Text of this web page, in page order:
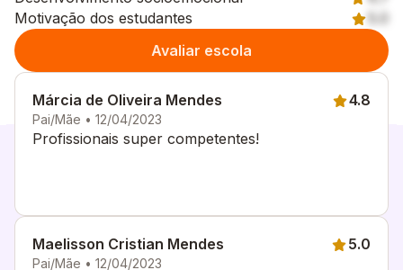
Motivação dos estudantes
Avaliar escola
Márcia de Oliveira Mendes
Pai/Mãe • 12/04/2023
4.8
Profissionais super competentes!
Maelisson Cristian Mendes
Pai/Mãe • 12/04/2023
5.0